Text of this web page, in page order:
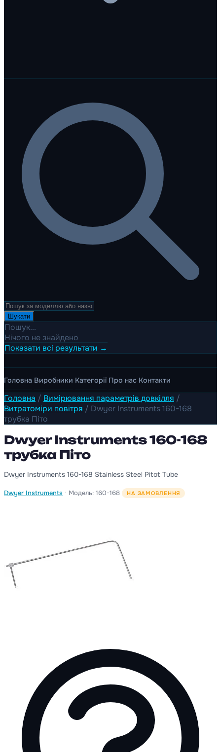
Шукати
Пошук...
Нічого не знайдено
Показати всі результати →
Головна Виробники Категорії Про нас Контакти
Головна / Вимірювання параметрів довкілля /
Витратоміри повітря / Dwyer Instruments 160-168
трубка Піто
Dwyer Instruments 160-168
трубка Піто
Dwyer Instruments 160-168 Stainless Steel Pitot Tube
Dwyer Instruments · Модель: 160-168 НА ЗАМОВЛЕННЯ